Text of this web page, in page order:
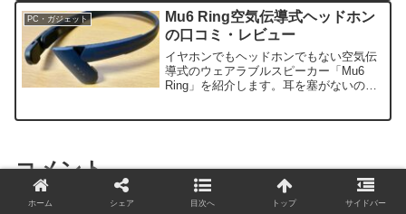
理想の高さ...
PC・ガジェット
Mu6 Ring空気伝導式ヘッドホン
の口コミ・レビュー
イヤホンでもヘッドホンでもない空気伝
導式のウェアラブルスピーカー「Mu6
Ring」を紹介します。耳を塞がないので
コメント
ホーム シェア 目次へ トップ サイドバー